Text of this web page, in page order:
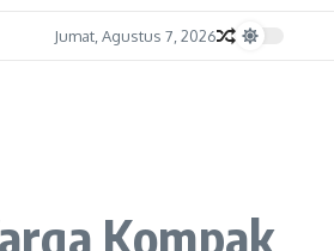
Jumat, Agustus 7, 2026
Kompak